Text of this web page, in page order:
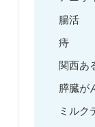
腸活
痔
関西あ
膵臓が
ミルク